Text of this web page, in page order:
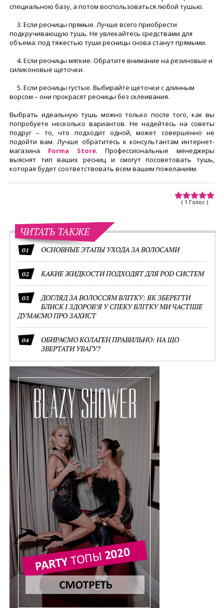
специальною базу, а потом воспользоваться любой тушью.
3. Если ресницы прямые. Лучше всего приобрести
подкручивающую тушь. Не увлекайтесь средствами для
объема: под тяжестью туши ресницы снова станут прямыми.
4. Если ресницы мягкие. Обратите внимание на резиновые и
силиконовые щеточки.
5. Если ресницы густые. Выбирайте щеточки с длинным
ворсом – они прокрасят ресницы без склеивания.
Выбрать идеальную тушь можно только после того, как вы
попробуете несколько вариантов. Не надейтесь на советы
подруг – то, что подходит одной, может совершенно не
подойти вам. Лучше обратитесь к консультантам интернет-
магазина Forma Store. Профессиональные менеджеры
выяснят тип ваших ресниц и смогут посоветовать тушь,
которая будет соответствовать всем вашим пожеланиям.
( 1 Голос )
ЧИТАТЬ ТАКЖЕ
01 ОСНОВНЫЕ ЭТАПЫ УХОДА ЗА ВОЛОСАМИ
02 КАКИЕ ЖИДКОСТИ ПОДХОДЯТ ДЛЯ POD СИСТЕМ
03
ДОГЛЯД ЗА ВОЛОССЯМ ВЛІТКУ: ЯК ЗБЕРЕГТИ
БЛИСК І ЗДОРОВ’Я У СПЕКУ ВЛІТКУ МИ ЧАСТІШЕ
ДУМАЄМО ПРО ЗАХИСТ
04
ОБИРАЄМО КОЛАГЕН ПРАВИЛЬНО: НА ЩО
ЗВЕРТАТИ УВАГУ?